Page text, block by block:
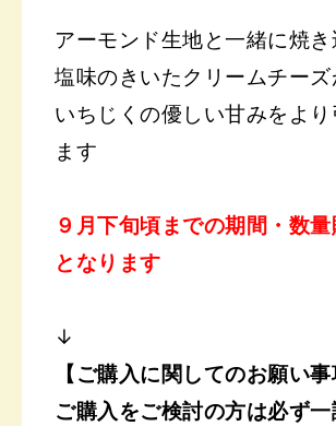
アーモンド生地と一緒に焼
塩味のきいたクリームチーズ
いちじくの優しい甘みをより
ます
９月下旬頃までの期間・数
となります
↓
【ご購入に関してのお願い事
ご購入をご検討の方は必ず一